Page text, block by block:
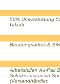
50% Umweltbildung
Urlaub
Beratungsarbeit &
Arbeitshilfen Au-Pair
Schüleraustausch
(Versandhändler,